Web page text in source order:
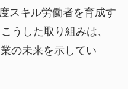
スキル労働者を育成す
うした取り組みは、
の未来を示してい